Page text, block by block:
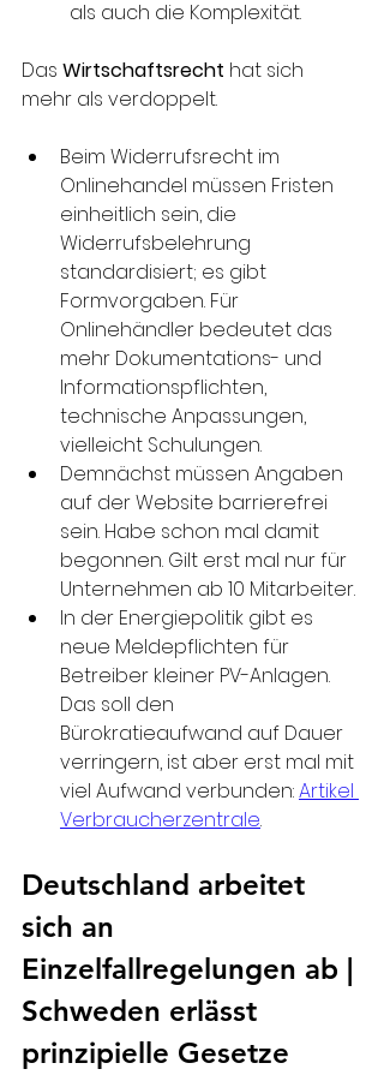
als auch die Komplexität.
Das Wirtschaftsrecht hat sich
mehr als verdoppelt.
Beim Widerrufsrecht im
Onlinehandel müssen Fristen
einheitlich sein, die
Widerrufsbelehrung
standardisiert; es gibt
Formvorgaben. Für
Onlinehändler bedeutet das
mehr Dokumentations- und
Informationspflichten,
technische Anpassungen,
vielleicht Schulungen.
Demnächst müssen Angaben
auf der Website barrierefrei
sein. Habe schon mal damit
begonnen. Gilt erst mal nur für
Unternehmen ab 10 Mitarbeiter.
In der Energiepolitik gibt es
neue Meldepflichten für
Betreiber kleiner PV-Anlagen.
Das soll den
Bürokratieaufwand auf Dauer
verringern, ist aber erst mal mit
viel Aufwand verbunden: Artikel
Verbraucherzentrale.
Deutschland arbeitet
sich an
Einzelfallregelungen ab |
Schweden erlässt
prinzipielle Gesetze